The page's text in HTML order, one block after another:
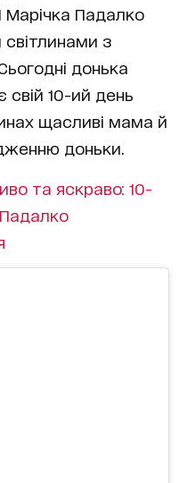
Марічка Падалко
світлинами з
донька
свій 10-ий день
щасливі мама й
доньки.
та яскраво: 10-